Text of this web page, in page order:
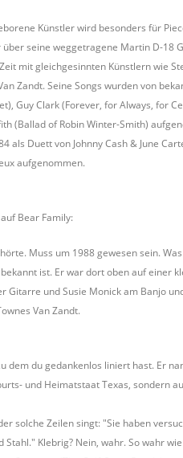
Künstler wird besonders für
über seine weggetragene Martin D-18
mit gleichgesinnten Künstlern wie
Zandt. Seine Songs wurden von
Guy Clark (Forever, for Always, for
(Ballad of Robin Winter-Smith)
als Duett von Johnny Cash & June
aufgenommen.
Bear Family:
Muss um 1988 gewesen sein.
ist. Er war dort oben auf einer
und Susie Monick am Banjo
Van Zandt.
dem du gedankenlos liniert hast. Er
und Heimatstaat Texas, sondern
solche Zeilen singt: "Sie haben
Klebrig? Nein, wahr. So wahr